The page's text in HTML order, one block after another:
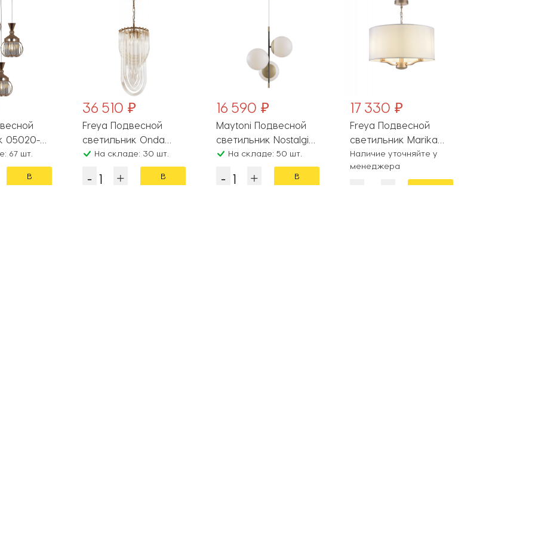
67 шт.
В
корзину
36 510 ₽
Freya Подвесной
светильник Onda
FR5182PL-03FG
На складе: 30 шт.
В
корзину
16 590 ₽
Maytoni Подвесной
светильник Nostalgia
MOD048PL-03G
На складе: 50 шт.
В
корзину
17 330 ₽
Freya Подвесной
светильник Marika
FR5671PL-03G
Наличие уточняйте у
менеджера
В